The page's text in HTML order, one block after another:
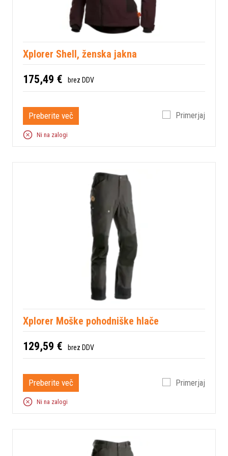
Xplorer Shell, ženska jakna
175,49 € brez DDV
Preberite več Primerjaj
Ni na zalogi
Xplorer Moške pohodniške hlače
129,59 € brez DDV
Preberite več Primerjaj
Ni na zalogi